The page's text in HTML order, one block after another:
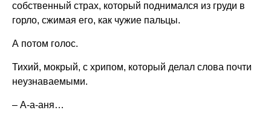
собственный страх, который поднимался из груди в
горло, сжимая его, как чужие пальцы.
А потом голос.
Тихий, мокрый, с хрипом, который делал слова почти
неузнаваемыми.
– А-а-аня…